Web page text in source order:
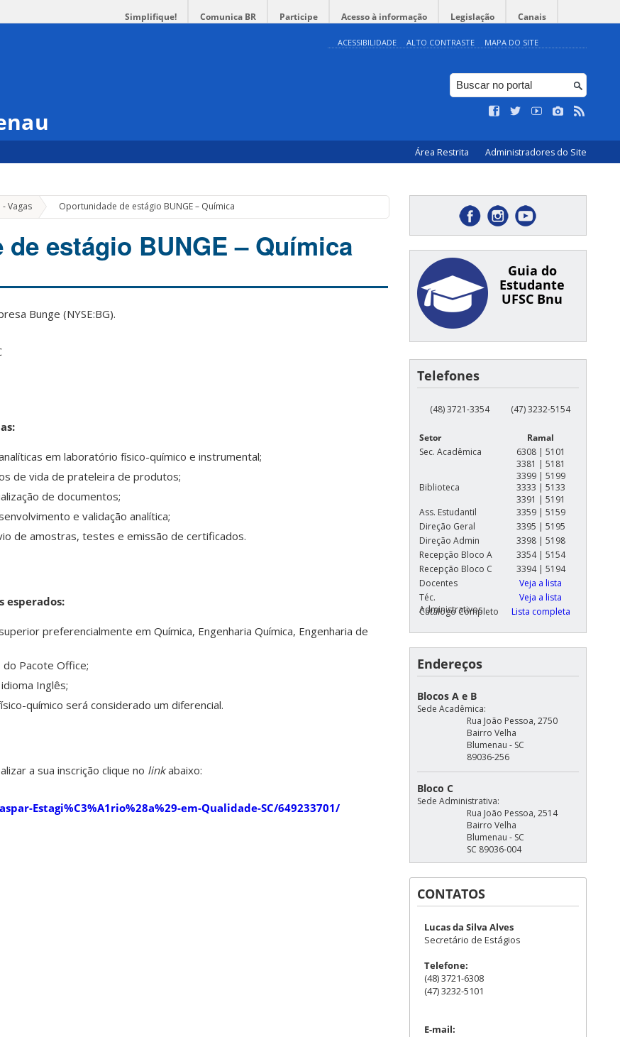
Simplifique! Comunica BR Participe Acesso à informação Legislação Canais
ACESSIBILIDADE ALTO CONTRASTE MAPA DO SITE
Área Restrita Administradores do Site
Vagas » Oportunidade de estágio BUNGE – Química
estágio BUNGE – Química
Bunge (NYSE:BG).
em laboratório físico-químico e instrumental;
de vida de prateleira de produtos;
de documentos;
e validação analítica;
de amostras, testes e emissão de certificados.
esperados:
preferencialmente em Química, Engenharia Química, Engenharia de
Pacote Office;
Inglês;
químico será considerado um diferencial.
a sua inscrição clique no linkabaixo:
Estagi%C3%A1rio%28a%29-em-Qualidade-SC/649233701/
Guia do
Estudante
UFSC Bnu
Telefones
(48) 3721-3354 (47) 3232-5154
Setor
Ramal
Sec. Acadêmica
6308 | 5101
3381 | 5181
3399 | 5199
Biblioteca
3333 | 5133
3391 | 5191
Ass. Estudantil
3359 | 5159
Direção Geral
3395 | 5195
Direção Admin
3398 | 5198
Recepção Bloco A
3354 | 5154
Recepção Bloco C
3394 | 5194
Docentes
Veja a lista
Téc.
Administrativos
Veja a lista
Catálogo Completo
Lista completa
Endereços
Blocos A e B
Sede Acadêmica:
Rua João Pessoa, 2750
Bairro Velha
Blumenau - SC
89036-256
Bloco C
Sede Administrativa:
Rua João Pessoa, 2514
Bairro Velha
Blumenau - SC
SC 89036-004
CONTATOS
Lucas da Silva Alves
Secretário de Estágios
Telefone:
(48) 3721-6308
(47) 3232-5101
E-mail: